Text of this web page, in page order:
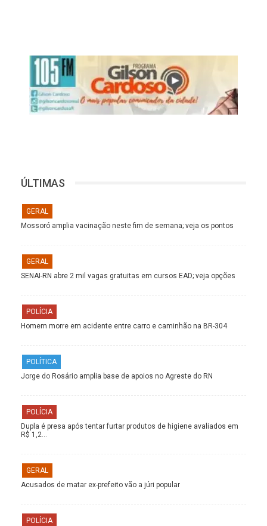
ÚLTIMAS
GERAL
Mossoró amplia vacinação neste fim de semana; veja os pontos
GERAL
SENAI-RN abre 2 mil vagas gratuitas em cursos EAD; veja opções
POLÍCIA
Homem morre em acidente entre carro e caminhão na BR-304
POLÍTICA
Jorge do Rosário amplia base de apoios no Agreste do RN
POLÍCIA
Dupla é presa após tentar furtar produtos de higiene avaliados em
R$ 1,2…
GERAL
Acusados de matar ex-prefeito vão a júri popular
POLÍCIA